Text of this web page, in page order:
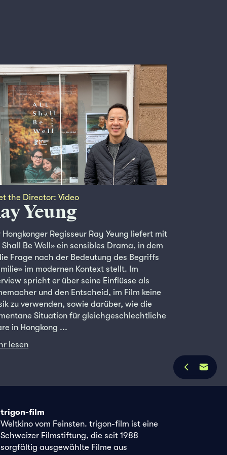
the Director: Video
Yeung
Hongkonger Regisseur Ray Yeung liefert mit
Shall Be Well» ein sensibles Drama, in dem
Frage nach der Bedeutung des Begriffs
im modernen Kontext stellt. Im
spricht er über seine Einflüsse als
und den Entscheid, im Film keine
zu verwenden, sowie darüber, wie die
Situation für gleichgeschlechtliche
in Hongkong ...
lesen
trigon-film
Weltkino vom Feinsten. trigon-film ist eine
Schweizer Filmstiftung, die seit 1988
sorgfältig ausgewählte Filme aus